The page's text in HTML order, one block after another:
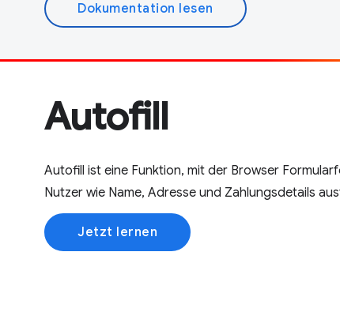
Dokumentation lesen
Autofill
Autofill ist eine Funktion, mit der Browser
Nutzer wie Name, Adresse und Zahlungsdetails
Jetzt lernen